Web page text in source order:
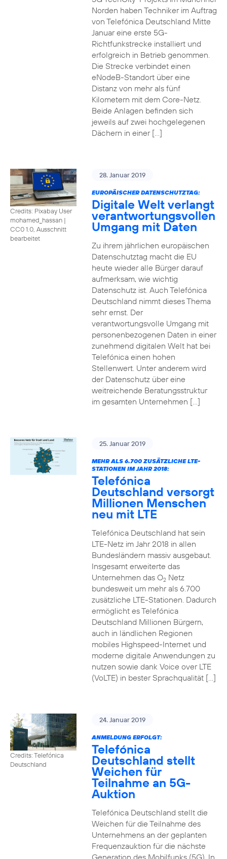
Norden haben Techniker im Auftrag
von Telefónica Deutschland Mitte
Januar eine erste 5G-
Richtfunkstrecke installiert und
erfolgreich in Betrieb genommen.
Die Strecke verbindet einen
eNodeB-Standort über eine
Distanz von mehr als fünf
Kilometern mit dem Core-Netz.
Beide Anlagen befinden sich
jeweils auf zwei hochgelegenen
Dächern in einer […]
Credits: Pixabay User
mohamed_hassan |
CC0 1.0, Ausschnitt
bearbeitet
28. Januar 2019
EUROPÄISCHER DATENSCHUTZTAG:
Digitale Welt verlangt
verantwortungsvollen
Umgang mit Daten
Zu ihrem jährlichen europäischen
Datenschutztag macht die EU
heute wieder alle Bürger darauf
aufmerksam, wie wichtig
Datenschutz ist. Auch Telefónica
Deutschland nimmt dieses Thema
sehr ernst. Der
verantwortungsvolle Umgang mit
personenbezogenen Daten in einer
zunehmend digitalen Welt hat bei
Telefónica einen hohen
Stellenwert. Unter anderem wird
der Datenschutz über eine
weitreichende Beratungsstruktur
im gesamten Unternehmen […]
25. Januar 2019
MEHR ALS 6.700 ZUSÄTZLICHE LTE-
STATIONEN IM JAHR 2018:
Telefónica
Deutschland versorgt
Millionen Menschen
neu mit LTE
Telefónica Deutschland hat sein
LTE-Netz im Jahr 2018 in allen
Bundesländern massiv ausgebaut.
Insgesamt erweiterte das
Unternehmen das O2Netz
bundesweit um mehr als 6.700
zusätzliche LTE-Stationen. Dadurch
ermöglicht es Telefónica
Deutschland Millionen Bürgern,
auch in ländlichen Regionen
mobiles Highspeed-Internet und
moderne digitale Anwendungen zu
nutzen sowie dank Voice over LTE
(VoLTE) in bester Sprachqualität […]
Credits: Telefónica
Deutschland
24. Januar 2019
ANMELDUNG ERFOLGT:
Telefónica
Deutschland stellt
Weichen für
Teilnahme an 5G-
Auktion
Telefónica Deutschland stellt die
Weichen für die Teilnahme des
Unternehmens an der geplanten
Frequenzauktion für die nächste
Generation des Mobilfunks (5G). In